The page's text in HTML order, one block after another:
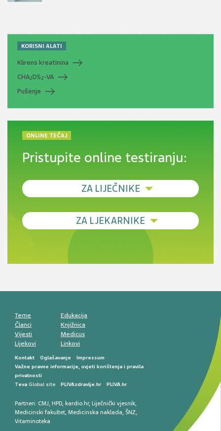
KORISNI ALATI
Klirens kreatinina
CHA2DS2-VA
Pušenje
ONLINE TEČAJ
Pristupite online testiranju:
ZA LIJEČNIKE
Debljina - od prevencije do personalizirane
Novi pogled na migrenu: komorbiditeti, spolne
razlike i nove terapije
smetnji do rane onkološke dijagnostike
ZA LJEKARNIKE
Antikoagulansi u ljekarničkoj praksi –
Teme
Članci
Vijesti
Lijekovi
Edukacija
Knjižnica
Medicus
Linkovi
Kontakt Oglašavanje
Impressum
Važne pravne informacije, uvjeti korištenja i pravila
privatnosti
Teva Global site PLIVAzdravlje.hr PLIVA.hr
Partneri: CMJ, HPD, kardio.hr, Liječnički vjesnik,
Medicinski fakultet, Medicinska naklada, ŠNZ,
Vitaminoteka